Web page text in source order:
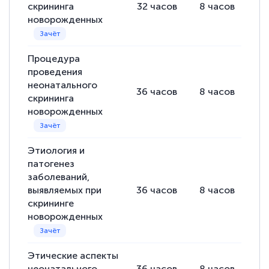
полезных материалов помогли
подготовиться к тестированию. Это
статьи. Времени на подготовку
достаточно. Курс помогает пройти
аттестацию в школе. Спасибо!
Евгения Коротких
Знаток города 2 уровня
12 марта 2026
Спасибо большое Академии! Грамотное,
вежливое сопровождение! Всё чётко и
понятно! Проходила повышение
квалификации. Ещё раз - СПАСИБО!
скрининга
новорожденных
32 часов 8 часов
Процедура
проведения
неонатального
скрининга
новорожденных
36 часов 8 часов
Этиология и
патогенез
заболеваний,
выявляемых при
скрининге
новорожденных
36 часов 8 часов
Этические аспекты